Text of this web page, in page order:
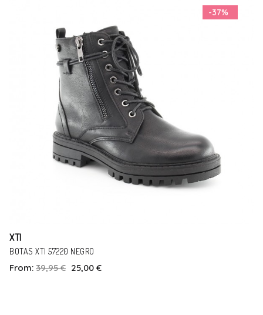
-37%
XTI
BOTAS XTI 57220 NEGRO
From: 39,95 € 25,00 €